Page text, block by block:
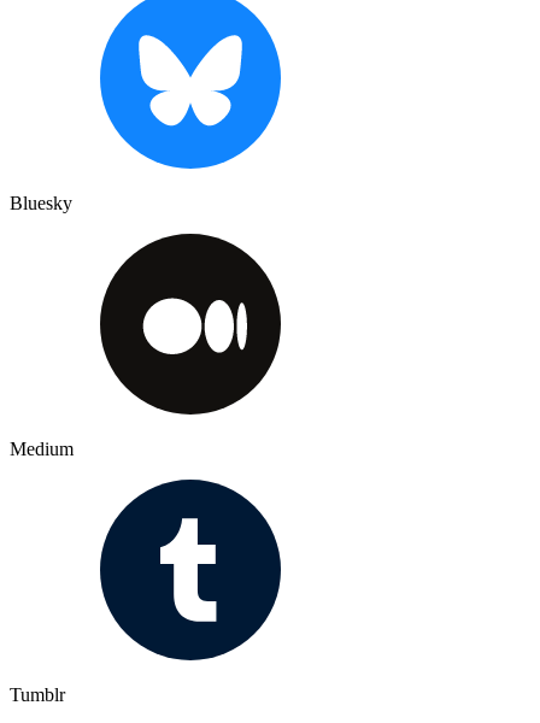
Bluesky
Medium
Tumblr